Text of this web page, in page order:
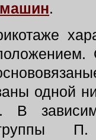
.
одной
В